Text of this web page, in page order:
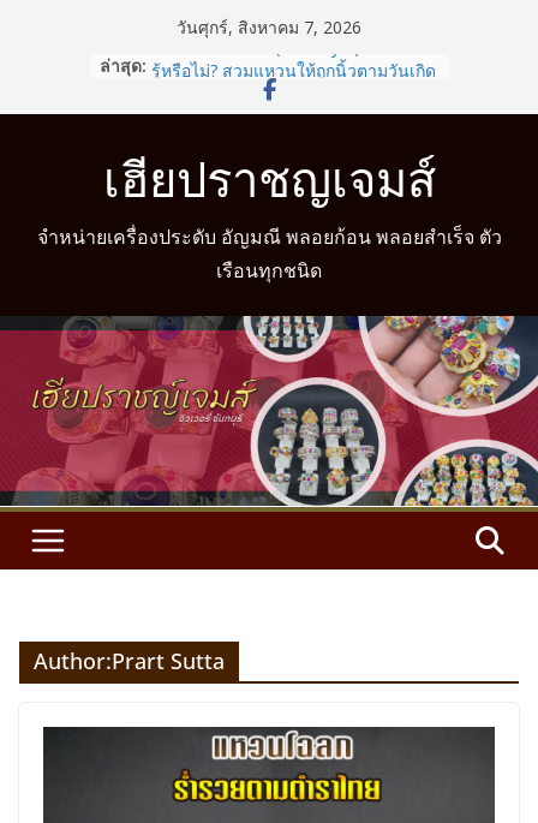
วันศุกร์, สิงหาคม 7, 2026
ล่าสุด:
จำหน่ายจี้อเมทิส (Amethyst)
รู้หรือไม่? สวมแหวนให้ถูกนิ้วตามวันเกิด
ช่วยเสริมดวงชะตาได้
จำหน่ายแหวนมงคล พร้อมบริการวัดนิ้ว
เฮียปราชญเจมส์
จำหน่ายเครื่องประดับ อัญมณี พลอยก้อน พลอยสำเร็จ ตัว
เรือนทุกชนิด
Author:Prart Sutta